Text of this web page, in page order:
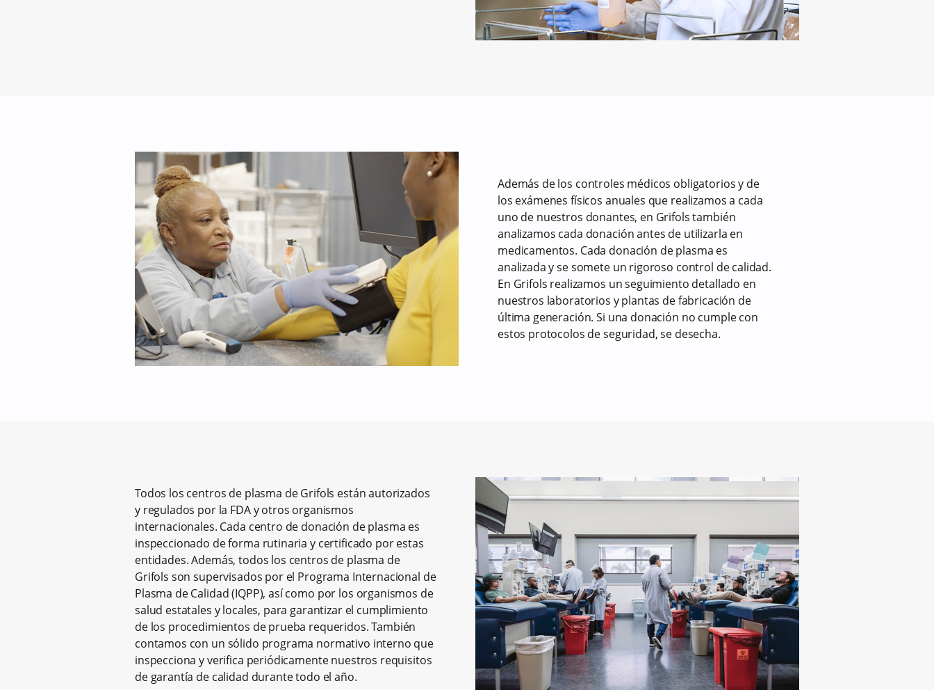
Además de los controles médicos obligatorios y de
los exámenes físicos anuales que realizamos a cada
uno de nuestros donantes, en Grifols también
analizamos cada donación antes de utilizarla en
medicamentos. Cada donación de plasma es
analizada y se somete un rigoroso control de calidad.
En Grifols realizamos un seguimiento detallado en
nuestros laboratorios y plantas de fabricación de
última generación. Si una donación no cumple con
estos protocolos de seguridad, se desecha.
Todos los centros de plasma de Grifols están autorizados
y regulados por la FDA y otros organismos
internacionales. Cada centro de donación de plasma es
inspeccionado de forma rutinaria y certificado por estas
entidades. Además, todos los centros de plasma de
Grifols son supervisados por el Programa Internacional de
Plasma de Calidad (IQPP), así como por los organismos de
salud estatales y locales, para garantizar el cumplimiento
de los procedimientos de prueba requeridos. También
contamos con un sólido programa normativo interno que
inspecciona y verifica periódicamente nuestros requisitos
de garantía de calidad durante todo el año.